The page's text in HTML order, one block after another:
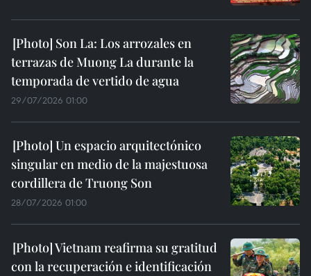
Son La: Los arrozales en
terrazas de Muong La durante la
temporada de vertido de agua
29/07/2026 01:00
Un espacio arquitectónico
singular en medio de la majestuosa
cordillera de Truong Son
28/07/2026 01:00
Vietnam reafirma su gratitud
con la recuperación e identificación